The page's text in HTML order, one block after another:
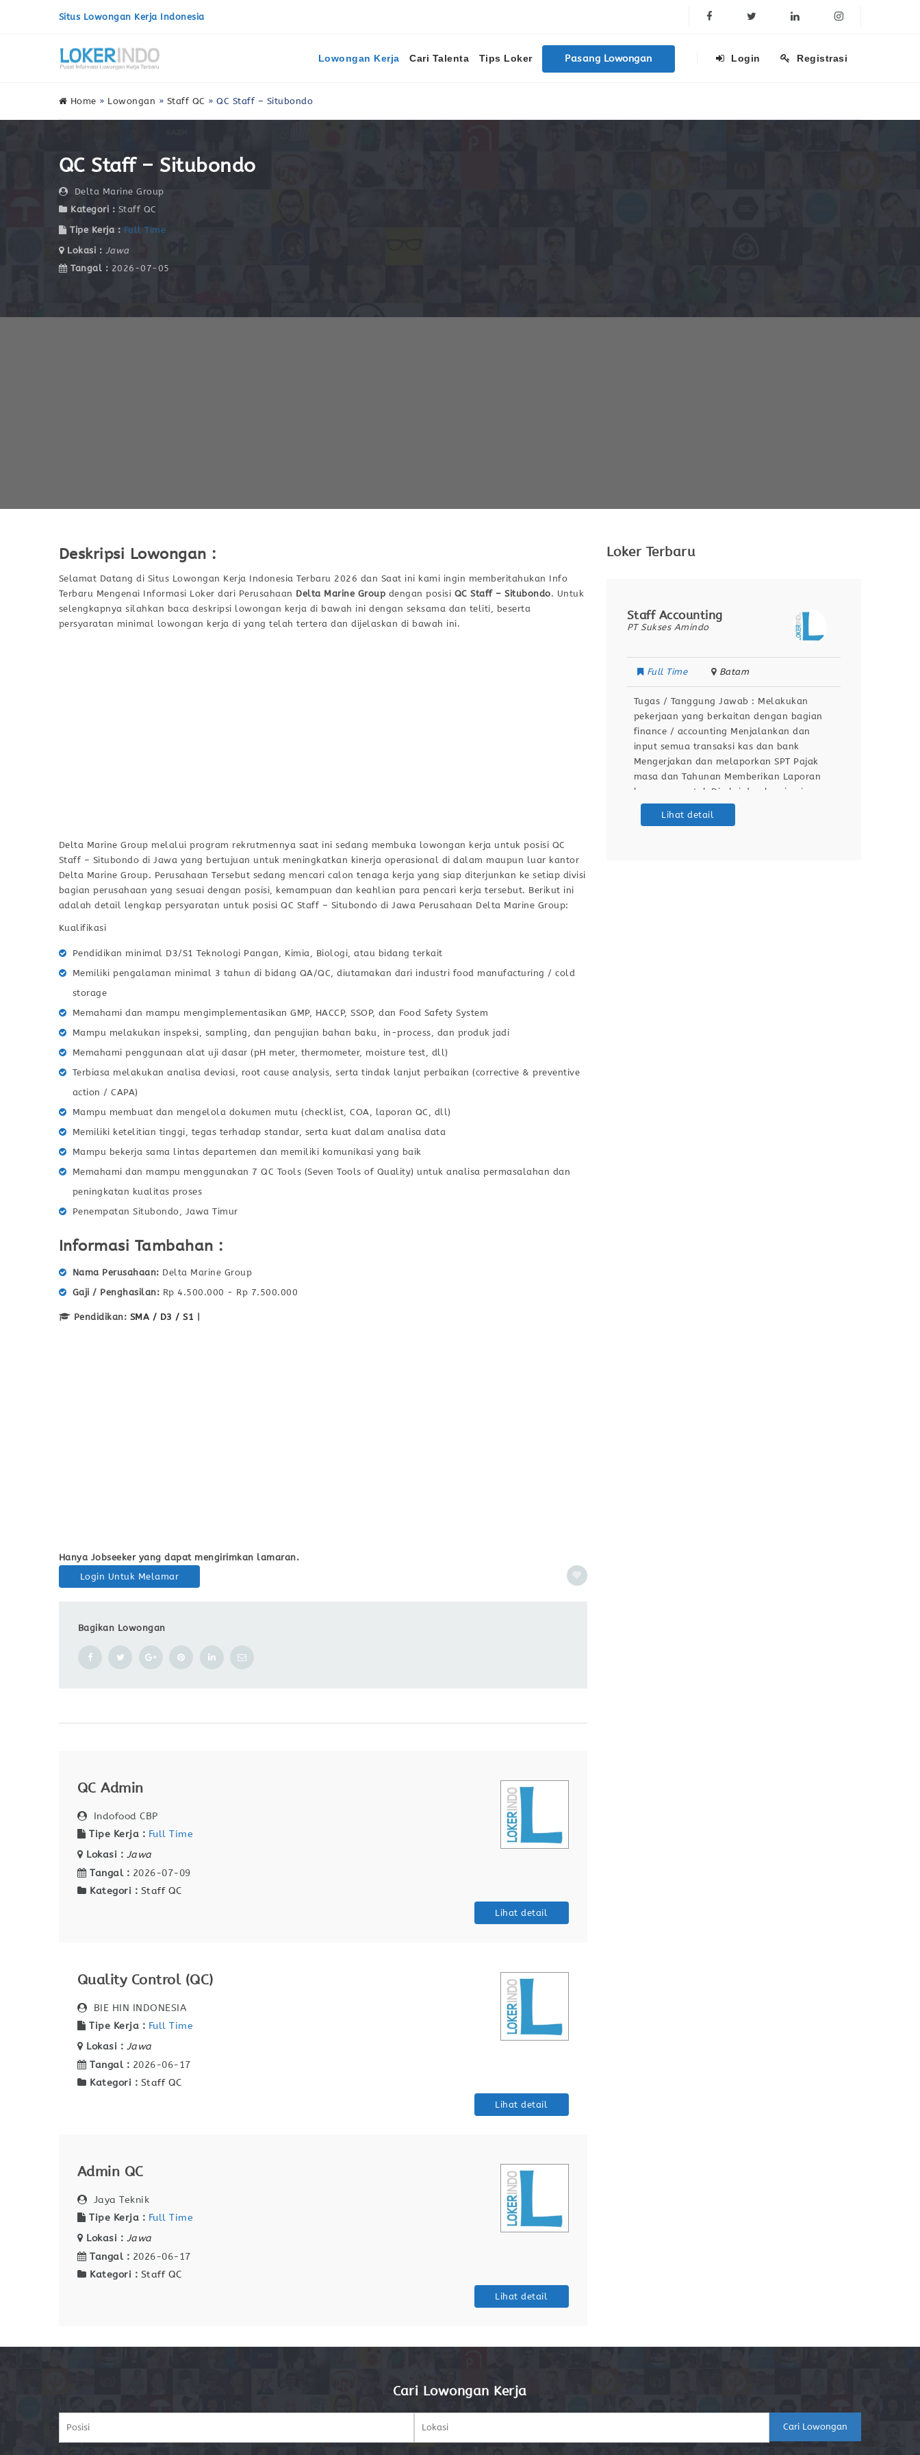
Situs Lowongan Kerja Indonesia Facebook Linkedin Instagram
Lowongan Kerja Cari Talenta Tips Loker Pasang Lowongan Login Registrasi
Home » Lowongan » Staff QC »QC Staff – Situbondo
QC Staff – Situbondo
Delta Marine Group
Kategori : Staff QC
Tipe Kerja : Full Time
Lokasi : Jawa
Tangal : 2026-07-05
Deskripsi Lowongan :
Selamat Datang di Situs Lowongan Kerja Indonesia Terbaru 2026 dan Saat ini kami ingin memberitahukan Info
Terbaru Mengenai Informasi Loker dari Perusahaan Delta Marine Group dengan posisi QC Staff – Situbondo. Untuk
selengkapnya silahkan baca deskripsi lowongan kerja di bawah ini dengan seksama dan teliti, beserta
persyaratan minimal lowongan kerja di yang telah tertera dan dijelaskan di bawah ini.
Delta Marine Group melalui program rekrutmennya saat ini sedang membuka lowongan kerja untuk posisi QC
Staff – Situbondo di Jawa yang bertujuan untuk meningkatkan kinerja operasional di dalam maupun luar kantor
Delta Marine Group. Perusahaan Tersebut sedang mencari calon tenaga kerja yang siap diterjunkan ke setiap divisi
bagian perusahaan yang sesuai dengan posisi, kemampuan dan keahlian para pencari kerja tersebut. Berikut ini
adalah detail lengkap persyaratan untuk posisi QC Staff – Situbondo di Jawa Perusahaan Delta Marine Group:
Kualifikasi
Pendidikan minimal D3/S1 Teknologi Pangan, Kimia, Biologi, atau bidang terkait
Memiliki pengalaman minimal 3 tahun di bidang QA/QC, diutamakan dari industri food manufacturing / cold
storage
Memahami dan mampu mengimplementasikan GMP, HACCP, SSOP, dan Food Safety System
Mampu melakukan inspeksi, sampling, dan pengujian bahan baku, in-process, dan produk jadi
Memahami penggunaan alat uji dasar (pH meter, thermometer, moisture test, dll)
Terbiasa melakukan analisa deviasi, root cause analysis, serta tindak lanjut perbaikan (corrective & preventive
action / CAPA)
Mampu membuat dan mengelola dokumen mutu (checklist, COA, laporan QC, dll)
Memiliki ketelitian tinggi, tegas terhadap standar, serta kuat dalam analisa data
Mampu bekerja sama lintas departemen dan memiliki komunikasi yang baik
Memahami dan mampu menggunakan 7 QC Tools (Seven Tools of Quality) untuk analisa permasalahan dan
peningkatan kualitas proses
Penempatan Situbondo, Jawa Timur
Informasi Tambahan :
Nama Perusahaan
Delta Marine Group
Gaji / Penghasilan
Rp 4.500.000 - Rp 7.500.000
Pendidikan: SMA / D3 / S1 |
Hanya Jobseeker yang dapat mengirimkan lamaran.
Login Untuk Melamar
Bagikan Lowongan
QC Admin
Indofood CBP
Tipe Kerja : Full Time
Lokasi : Jawa
Tangal : 2026-07-09
Kategori : Staff QC
Lihat detail
Quality Control (QC)
BIE HIN INDONESIA
Tipe Kerja : Full Time
Lokasi : Jawa
Tangal : 2026-06-17
Kategori : Staff QC
Lihat detail
Admin QC
Jaya Teknik
Tipe Kerja : Full Time
Lokasi : Jawa
Tangal : 2026-06-17
Kategori : Staff QC
Lihat detail
Loker Terbaru
Receptionist
PT Sukses Amindo
Kualifikasi / Persyaratan : Bisa
berkomunikasi dalam bahasa Inggris
Staff Accounting
PT Sukses Amindo
Full Time Batam
Tugas / Tanggung Jawab : Melakukan
pekerjaan yang berkaitan dengan bagian
finance / accounting Menjalankan dan
input semua transaksi kas dan bank
Mengerjakan dan melaporkan SPT Pajak
masa dan Tahunan Memberikan Laporan
keuangan untuk Direksi dan komisaris
Berdomisili di Batam Kualifikasi /
Persyaratan : Pengalaman min. 1 tahun
Lihat detail
Cari Lowongan Kerja
Cari Lowongan